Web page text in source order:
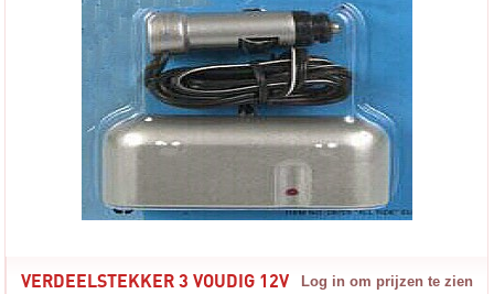
VERDEELSTEKKER 3 VOUDIG 12V Log in om prijzen te zien